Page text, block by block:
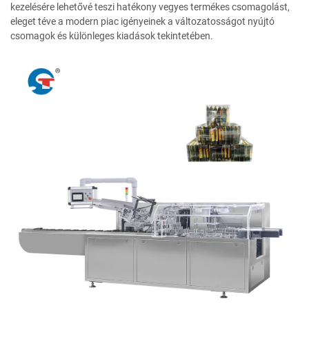
kezelésére lehetővé teszi hatékony vegyes termékes csomagolást,
eleget téve a modern piac igényeinek a változatosságot nyújtó
csomagok és különleges kiadások tekintetében.